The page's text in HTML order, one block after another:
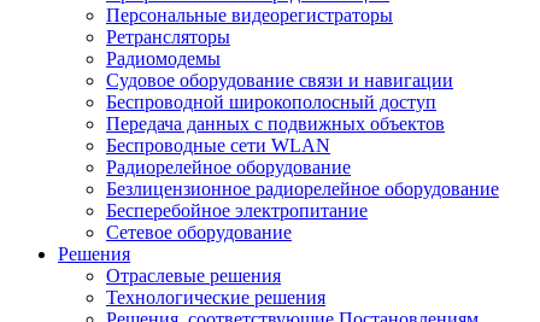
Персональные видеорегистраторы
Ретрансляторы
Радиомодемы
Судовое оборудование связи и навигации
Беспроводной широкополосный доступ
Передача данных с подвижных объектов
Беспроводные сети WLAN
Радиорелейное оборудование
Безлицензионное радиорелейное оборудование
Бесперебойное электропитание
Сетевое оборудование
Решения
Отраслевые решения
Технологические решения